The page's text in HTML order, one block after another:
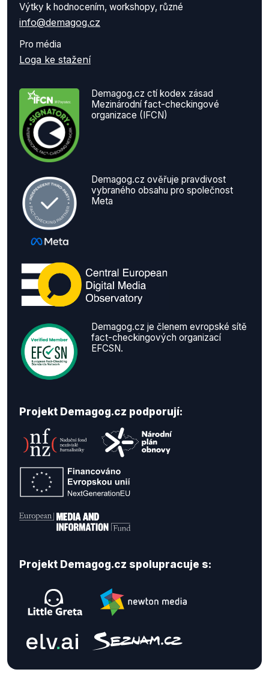
Výtky k hodnocením, workshopy, různé
info@demagog.cz
Pro média
Loga ke stažení
Demagog.cz ctí kodex zásad
Mezinárodní fact-checkingové
organizace (IFCN)
Demagog.cz ověřuje pravdivost
vybraného obsahu pro společnost
Meta
Demagog.cz je členem evropské sítě
fact-checkingových organizací
EFCSN.
Projekt Demagog.cz podporují:
Projekt Demagog.cz spolupracuje s: